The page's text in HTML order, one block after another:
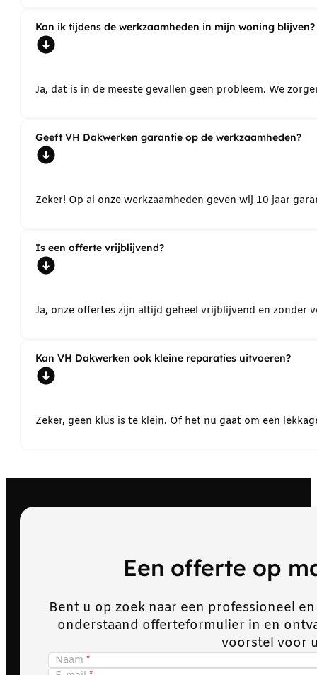
Kan ik tijdens de werkzaamheden in mijn woning blijven?
Ja, dat is in de meeste gevallen geen probleem. We
Geeft VH Dakwerken garantie op de werkzaamheden?
Zeker! Op al onze werkzaamheden geven wij 10 jaar
Is een offerte vrijblijvend?
Ja, onze offertes zijn altijd geheel vrijblijvend en
Kan VH Dakwerken ook kleine reparaties uitvoeren?
Zeker, geen klus is te klein. Of het nu gaat om een
Een offerte op
Bent u op zoek naar een professioneel
onderstaand offerteformulier in en
voorstel voor
Naam